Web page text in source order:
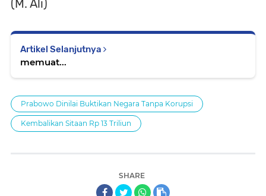
(M. Ali)
Artikel Selanjutnya
memuat...
Prabowo Dinilai Buktikan Negara Tanpa Korupsi
Kembalikan Sitaan Rp 13 Triliun
SHARE